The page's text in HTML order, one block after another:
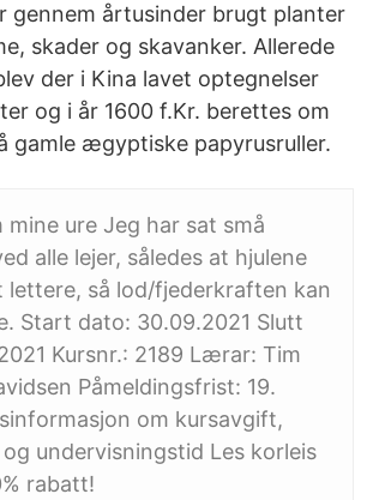
gennem årtusinder brugt planter
skader og skavanker. Allerede
der i Kina lavet optegnelser
og i år 1600 f.Kr. berettes om
gamle ægyptiske papyrusruller.
mine ure Jeg har sat små
alle lejer, således at hjulene
lettere, så lod/fjederkraften kan
Start dato: 30.09.2021 Slutt
Kursnr.: 2189 Lærar: Tim
Påmeldingsfrist: 19.
om kursavgift,
undervisningstid Les korleis
rabatt!